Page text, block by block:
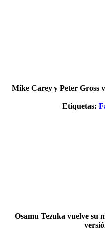
Mike Carey y Peter Gross
Etiquetas:
Osamu Tezuka vuelve su